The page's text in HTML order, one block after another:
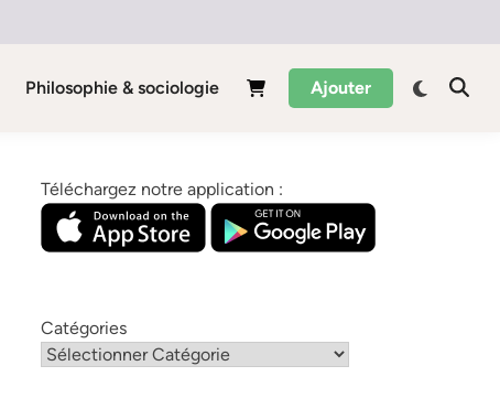
Philosophie & sociologie Ajouter
Téléchargez notre application :
Catégories